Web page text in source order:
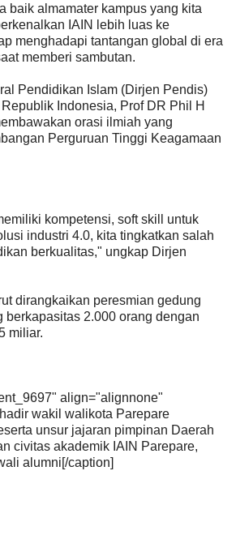
baik almamater kampus yang kita
IAIN lebih luas ke
menghadapi tantangan global di era
memberi sambutan.
Pendidikan Islam (Dirjen Pendis)
Indonesia, Prof DR Phil H
orasi ilmiah yang
Perguruan Tinggi Keagamaan
kompetensi, soft skill untuk
industri 4.0, kita tingkatkan salah
berkualitas," ungkap Dirjen
dirangkaikan peresmian gedung
berkapasitas 2.000 orang dengan
miliar.
align="alignnone"
wakil walikota Parepare
unsur jajaran pimpinan Daerah
civitas akademik IAIN Parepare,
alumni[/caption]